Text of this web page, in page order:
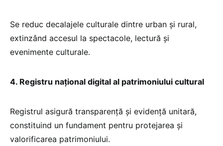
Se reduc decalajele culturale dintre urban și rural,
extinzând accesul la spectacole, lectură și
evenimente culturale.
4. Registru național digital al patrimoniului cultural
Registrul asigură transparență și evidență unitară,
constituind un fundament pentru protejarea și
valorificarea patrimoniului.